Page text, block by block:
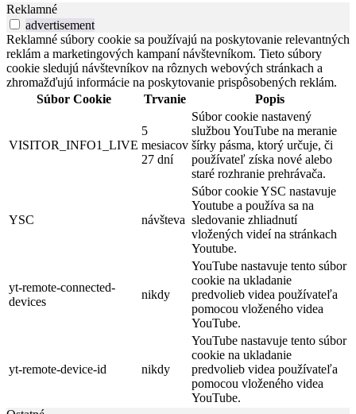
Reklamné
advertisement
Reklamné súbory cookie sa používajú na poskytovanie relevantných
reklám a marketingových kampaní návštevníkom. Tieto súbory
cookie sledujú návštevníkov na rôznych webových stránkach a
zhromažďujú informácie na poskytovanie prispôsobených reklám.
Súbor Cookie
Trvanie Popis
VISITOR_INFO1_LIVE
5
mesiacov
27 dní
Súbor cookie nastavený
službou YouTube na meranie
šírky pásma, ktorý určuje, či
používateľ získa nové alebo
staré rozhranie prehrávača.
YSC návšteva
Súbor cookie YSC nastavuje
Youtube a používa sa na
sledovanie zhliadnutí
vložených videí na stránkach
Youtube.
yt-remote-connected-
devices
nikdy
YouTube nastavuje tento súbor
cookie na ukladanie
predvolieb videa používateľa
pomocou vloženého videa
YouTube.
yt-remote-device-id nikdy
YouTube nastavuje tento súbor
cookie na ukladanie
predvolieb videa používateľa
pomocou vloženého videa
YouTube.